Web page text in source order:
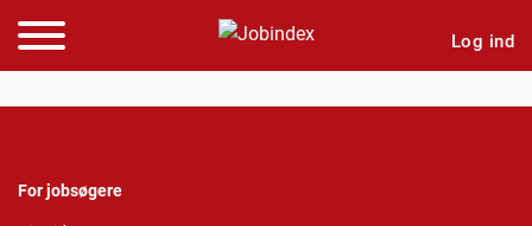
Log ind
For jobsøgere